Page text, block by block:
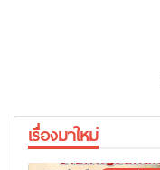
เรื่องมาใหม่